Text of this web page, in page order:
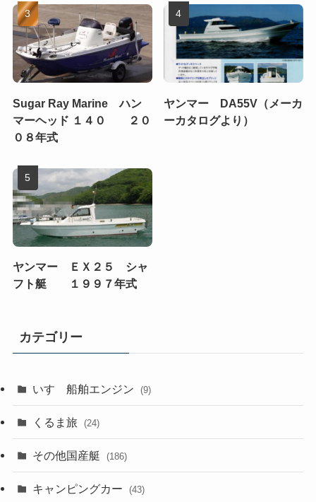
Sugar Ray Marine ハン
マーヘッド １４０ ２０
０８年式
ヤンマー DA55V（メーカ
ーカタログより）
ヤンマー ＥＸ２５ シャ
フト艇 １９９７年式
カテゴリー
いすゞ船舶エンジン (9)
くるま旅 (24)
その他国産艇 (186)
キャンピングカー (43)